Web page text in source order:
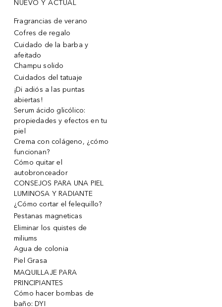
NUEVO Y ACTUAL
Fragrancias de verano
Cofres de regalo
Cuidado de la barba y
afeitado
Champu solido
Cuidados del tatuaje
¡Di adiós a las puntas
abiertas!
Serum ácido glicólico:
propiedades y efectos en tu
piel
Crema con colágeno, ¿cómo
funcionan?
Cómo quitar el
autobronceador
CONSEJOS PARA UNA PIEL
LUMINOSA Y RADIANTE
¿Cómo cortar el felequillo?
Pestanas magneticas
Eliminar los quistes de
miliums
Agua de colonia
Piel Grasa
MAQUILLAJE PARA
PRINCIPIANTES
Cómo hacer bombas de
baño: DYI